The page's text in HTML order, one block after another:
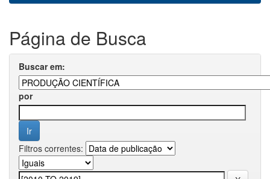
Página de Busca
Buscar em:
por
Filtros correntes: